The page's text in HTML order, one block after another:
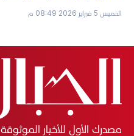
الخميس 5 فبراير 2026 08:49 م
مصدرك الأول للأخبار الموثوقة